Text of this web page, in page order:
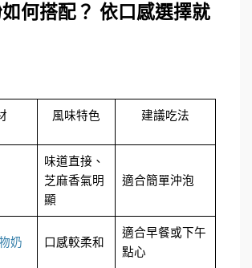
何搭配？ 依口感選擇就
風味特色 建議吃法
味道直接、
芝麻香氣明
顯
適合簡單沖泡
奶 口感較柔和
適合早餐或下午
點心